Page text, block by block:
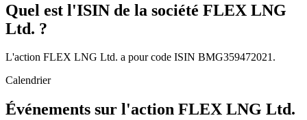
Quel est l'ISIN de la société FLEX LNG
Ltd. ?
L'action FLEX LNG Ltd. a pour code ISIN BMG359472021.
Calendrier
Événements sur l'action FLEX LNG Ltd.